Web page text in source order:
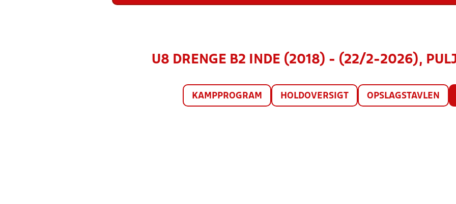
U8 DRENGE B2 INDE (2018) - (22/2-2026),
KAMPPROGRAM HOLDOVERSIGT OPSLAGSTAVLEN